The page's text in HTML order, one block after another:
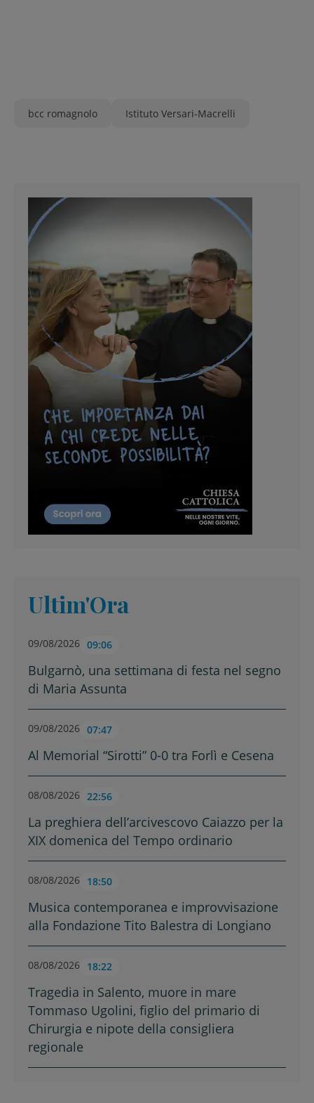
bcc romagnolo Istituto Versari-Macrelli
Ultim'Ora
09/08/2026 09:06
Bulgarnò, una settimana di festa nel segno
di Maria Assunta
09/08/2026 07:47
Al Memorial “Sirotti” 0-0 tra Forlì e Cesena
08/08/2026 22:56
La preghiera dell’arcivescovo Caiazzo per la
XIX domenica del Tempo ordinario
08/08/2026 18:50
Musica contemporanea e improvvisazione
alla Fondazione Tito Balestra di Longiano
08/08/2026 18:22
Tragedia in Salento, muore in mare
Tommaso Ugolini, figlio del primario di
Chirurgia e nipote della consigliera
regionale